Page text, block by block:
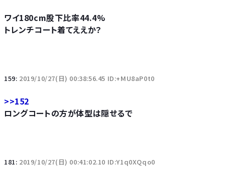
ワイ180cm股下比率44.4%
トレンチコート着てええか？
159: 2019/10/27(日) 00:38:56.45 ID:+MU8aP0t0
>>152
ロングコートの方が体型は隠せるで
181: 2019/10/27(日) 00:41:02.10 ID:Y1q0XQqo0